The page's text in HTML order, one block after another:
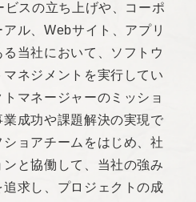
スの立ち上げや、コーポ
ル、Webサイト、アプリ
当社において、ソフトウ
ネジメントを実行してい
マネージャーのミッショ
成功や課題解決の実現で
ョアチームをはじめ、社
と協働して、当社の強み
求し、プロジェクトの成